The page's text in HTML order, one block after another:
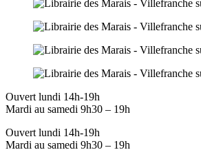
Ouvert lundi 14h-19h
Mardi au samedi 9h30 – 19h
Ouvert lundi 14h-19h
Mardi au samedi 9h30 – 19h